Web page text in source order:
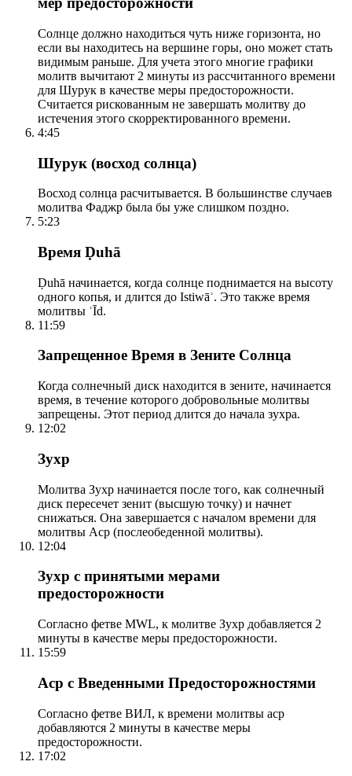
Солнце должно находиться чуть ниже горизонта, но
если вы находитесь на вершине горы, оно может стать
видимым раньше. Для учета этого многие графики
молитв вычитают 2 минуты из рассчитанного времени
для Шурук в качестве меры предосторожности.
Считается рискованным не завершать молитву до
истечения этого скорректированного времени.
4:45
Шурук (восход солнца)
Восход солнца расчитывается. В большинстве случаев
молитва Фаджр была бы уже слишком поздно.
5:23
Время Ḍuhā
Ḍuhā начинается, когда солнце поднимается на высоту
одного копья, и длится до Istiwāʾ. Это также время
молитвы ʿĪd.
11:59
Запрещенное Время в Зените Солнца
Когда солнечный диск находится в зените, начинается
время, в течение которого добровольные молитвы
запрещены. Этот период длится до начала зухра.
12:02
Зухр
Молитва Зухр начинается после того, как солнечный
диск пересечет зенит (высшую точку) и начнет
снижаться. Она завершается с началом времени для
молитвы Аср (послеобеденной молитвы).
12:04
Зухр с принятыми мерами
предосторожности
Согласно фетве MWL, к молитве Зухр добавляется 2
минуты в качестве меры предосторожности.
15:59
Аср с Введенными Предосторожностями
Согласно фетве ВИЛ, к времени молитвы аср
добавляются 2 минуты в качестве меры
предосторожности.
17:02